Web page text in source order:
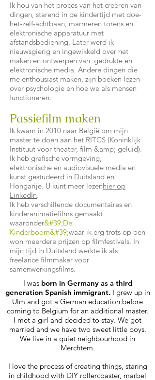
Ik hou van het proces van het creëren van
dingen, starend in de kindertijd met doe-
het-zelf-achtbaan, marmeren torens en
elektronische apparatuur met
afstandsbediening. Later werd ik
nieuwsgierig en ingewikkeld over het
maken en ontwerpen van gedrukte en
elektronische media. Andere dingen die
me enthousiast maken, zijn boeken lezen
over psychologie en hoe we als mensen
functioneren.
Passiefilm maken
Ik kwam in 2010 naar België om mijn
master te doen aan het RITCS (Koninklijk
Instituut voor theater, film &amp; geluid).
Ik heb grafische vormgeving,
elektronische en audiovisuele media en
kunst gestudeerd in Duitsland en
Hongarije. U kunt meer lezenhier op
LinkedIn.
Ik heb verschillende documentaires en
kinderanimatiefilms gemaakt
waaronder&#39;De
Kinderboom&#39;waar ik erg trots op ben
won meerdere prijzen op filmfestivals. In
mijn tijd in Duitsland werkte ik als
freelance filmmaker voor
samenwerkingsfilms.
I was born in Germany as a third
generation Spanish immigrant.I grew up in
Ulm and got a German education before
coming to Belgium for an additional master.
I met a girl and decided to stay. We got
married and we have two sweet little boys.
We live in a quiet neighbourhood in
Merchtem.
I love the process of creating things, staring
in childhood with DIY rollercoaster, marbel